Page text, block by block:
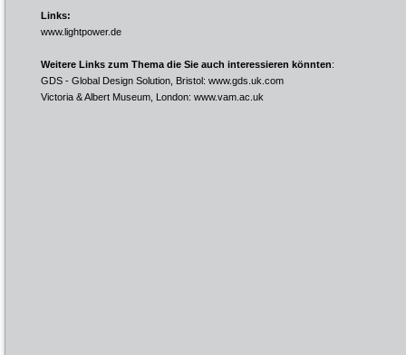
Links:
www.lightpower.de
Weitere Links zum Thema die Sie auch interessieren könnten:
GDS - Global Design Solution, Bristol: www.gds.uk.com
Victoria & Albert Museum, London: www.vam.ac.uk